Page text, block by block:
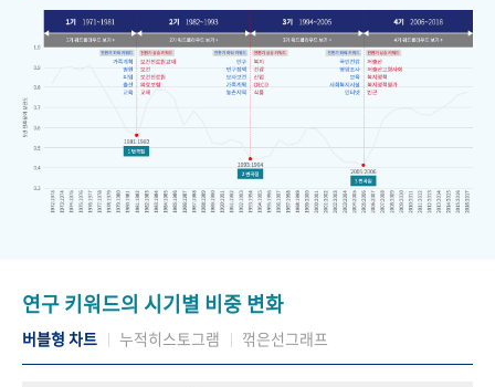
연구 키워드의 시기별 비중 변화
버블형 차트 누적히스토그램 꺾은선그래프